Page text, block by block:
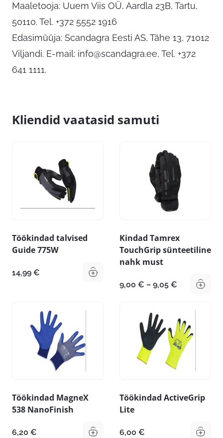
Maaletooja: Uuem Viis OÜ, Aardla 23B, Tartu,
50110. Tel. +372 5552 1916
Edasimüüja: Scandagra Eesti AS, Tähe 13, 71012
Viljandi. E-mail: info@scandagra.ee, Tel. +372
641 1111.
Kliendid vaatasid samuti
Töökindad talvised
Guide 775W
14,99 €
Kindad Tamrex
TouchGrip sünteetiline
nahk must
9,00 € – 9,05 €
Töökindad MagneX
538 NanoFinish
6,20 €
Töökindad ActiveGrip
Lite
6,00 €